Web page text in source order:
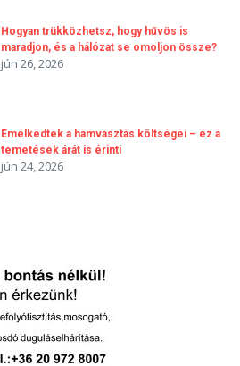
Hogyan trükközhetsz, hogy hűvös is
maradjon, és a hálózat se omoljon össze?
jún 26, 2026
Emelkedtek a hamvasztás költségei – ez a
temetések árát is érinti
jún 24, 2026